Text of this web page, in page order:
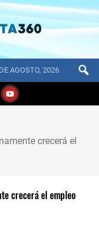
AGOSTO, 2026
crecerá el
crecerá el empleo